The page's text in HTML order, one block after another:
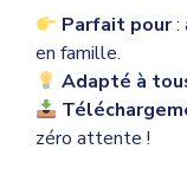
Parfait pour:
en famille.
Adapté à
zéro attente !